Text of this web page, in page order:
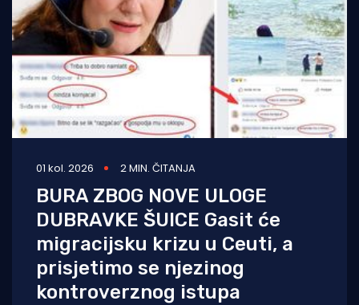
01 kol. 2026 2 MIN. ČITANJA
BURA ZBOG NOVE ULOGE
DUBRAVKE ŠUICE Gasit će
migracijsku krizu u Ceuti, a
prisjetimo se njezinog
kontroverznog istupa